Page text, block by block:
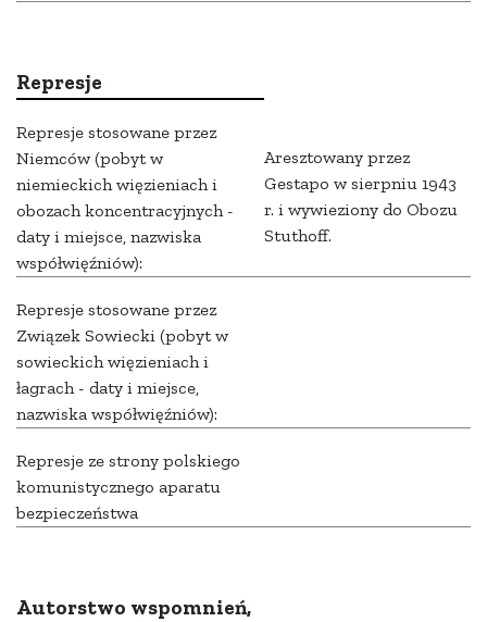
Represje
Represje stosowane przez
Niemców (pobyt w
niemieckich więzieniach i
obozach koncentracyjnych -
daty i miejsce, nazwiska
współwięźniów):
Aresztowany przez
Gestapo w sierpniu 1943
r. i wywieziony do Obozu
Stuthoff.
Represje stosowane przez
Związek Sowiecki (pobyt w
sowieckich więzieniach i
łagrach - daty i miejsce,
nazwiska współwięźniów):
Represje ze strony polskiego
komunistycznego aparatu
bezpieczeństwa
Autorstwo wspomnień,